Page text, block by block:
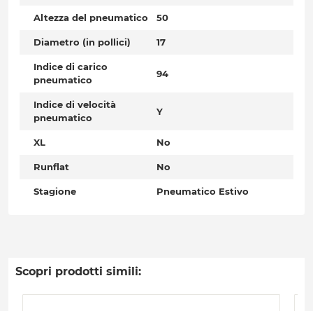
Altezza del pneumatico 50
Diametro (in pollici) 17
Indice di carico
pneumatico
94
Indice di velocità
pneumatico
Y
XL No
Runflat No
Stagione Pneumatico Estivo
Scopri prodotti simili: